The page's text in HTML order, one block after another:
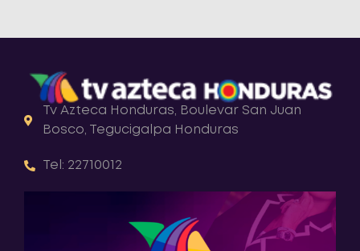
Tv Azteca Honduras, Boulevar San Juan
Bosco, Tegucigalpa Honduras
Tel: 22710012